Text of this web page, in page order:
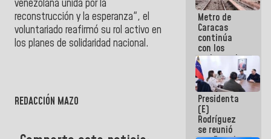
venezolana unida por la
reconstrucción y la esperanza", el
voluntariado reafirmó su rol activo en
los planes de solidaridad nacional.
REDACCIÓN MAZO
Metro de
Caracas
continúa
con los
trabajos de
mantenimiento
e inspección
en la Línea 2
Presidenta
(E)
Rodríguez
se reunió